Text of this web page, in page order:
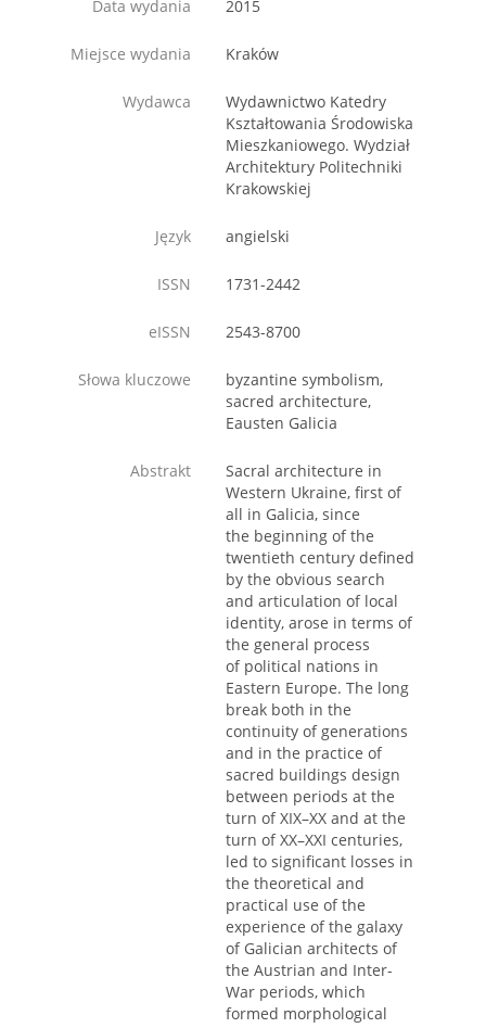
Data wydania 2015
Miejsce wydania Kraków
Wydawca
Wydawnictwo Katedry
Kształtowania Środowiska
Mieszkaniowego. Wydział
Architektury Politechniki
Krakowskiej
Język angielski
ISSN 1731-2442
eISSN 2543-8700
Słowa kluczowe
byzantine symbolism,
sacred architecture,
Eausten Galicia
Abstrakt
Sacral architecture in
Western Ukraine, first of
all in Galicia, since
the beginning of the
twentieth century defined
by the obvious search
and articulation of local
identity, arose in terms of
the general process
of political nations in
Eastern Europe. The long
break both in the
continuity of generations
and in the practice of
sacred buildings design
between periods at the
turn of XIX–XX and at the
turn of XX–XXI centuries,
led to significant losses in
the theoretical and
practical use of the
experience of the galaxy
of Galician architects of
the Austrian and Inter-
War periods, which
formed morphological